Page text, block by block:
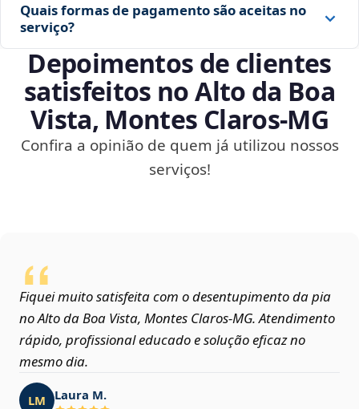
Quais formas de pagamento são aceitas no
serviço?
Depoimentos de clientes
satisfeitos no Alto da Boa
Vista, Montes Claros‑MG
Confira a opinião de quem já utilizou nossos
serviços!
Fiquei muito satisfeita com o desentupimento da pia
no Alto da Boa Vista, Montes Claros‑MG. Atendimento
rápido, profissional educado e solução eficaz no
mesmo dia.
LM Laura M.